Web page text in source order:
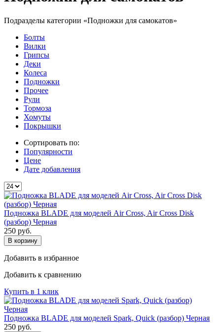
Подразделы категории «Подножки для самокатов»
Болты
Вилки
Грипсы
Деки
Колеса
Подножки
Прочее
Рули
Тормоза
Хомуты
Покрышки
Сортировать по:
Популярности
Цене
Дате добавления
Подножка BLADE для моделей Air Cross, Air Cross Disk
(разбор) Черная
250 руб.
В корзину
Добавить в избранное
Добавить к сравнению
Купить в 1 клик
Подножка BLADE для моделей Spark, Quick (разбор) Черная
250 руб.